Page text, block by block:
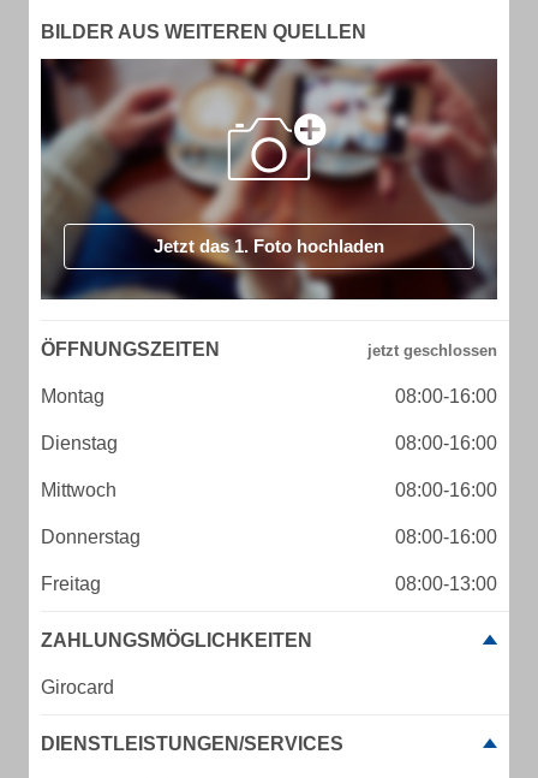
BILDER AUS WEITEREN QUELLEN
Jetzt das 1. Foto hochladen
ÖFFNUNGSZEITEN
Montag 08:00-16:00
Dienstag 08:00-16:00
Mittwoch 08:00-16:00
Donnerstag 08:00-16:00
Freitag 08:00-13:00
ZAHLUNGSMÖGLICHKEITEN
Girocard
DIENSTLEISTUNGEN/SERVICES